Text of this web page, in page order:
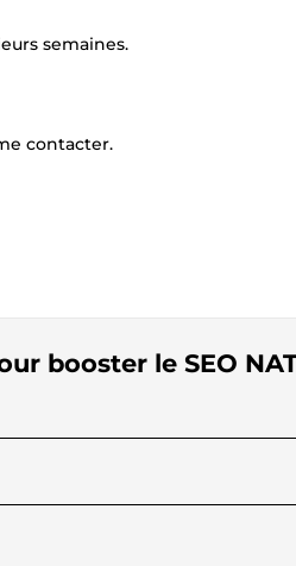
semaines.
contacter.
booster le SEO